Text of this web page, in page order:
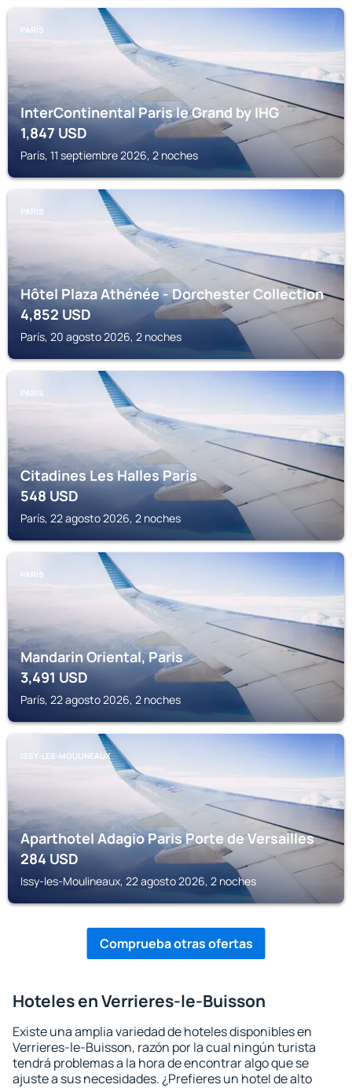
PARÍS
InterContinental Paris le Grand by IHG
1,847 USD
París, 11 septiembre 2026, 2 noches
PARÍS
Hôtel Plaza Athénée - Dorchester Collection
4,852 USD
París, 20 agosto 2026, 2 noches
PARÍS
Citadines Les Halles Paris
548USD
París, 22 agosto 2026, 2 noches
PARÍS
Mandarin Oriental, Paris
3,491USD
París, 22 agosto 2026, 2 noches
ISSY-LES-MOULINEAUX
Aparthotel Adagio Paris Porte de Versailles
284USD
Issy-les-Moulineaux, 22 agosto 2026, 2 noches
Comprueba otras ofertas
Hoteles en Verrieres-le-Buisson
Existe una amplia variedad de hoteles disponibles en
Verrieres-le-Buisson, razón por la cual ningún turista
tendrá problemas a la hora de encontrar algo que se
ajuste a sus necesidades. ¿Prefieres un hotel de alto